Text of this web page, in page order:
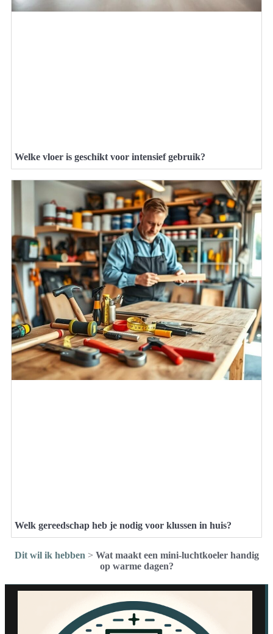
Welke vloer is geschikt voor intensief gebruik?
Welk gereedschap heb je nodig voor klussen in huis?
Dit wil ik hebben > Wat maakt een mini-luchtkoeler handig
op warme dagen?